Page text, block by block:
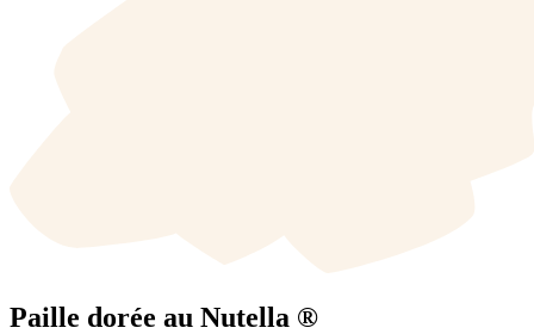
Paille dorée au Nutella ®